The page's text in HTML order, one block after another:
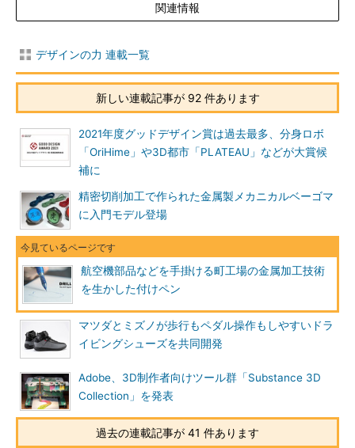
関連情報
デザインの力 連載一覧
新しい連載記事が 92 件あります
2021年度グッドデザイン賞は過去最多、分身ロボ
「OriHime」や3D都市「PLATEAU」などが大賞候
補に
精密切削加工で作られた金属製メカニカルベーゴマ
に入門モデル登場
航空機部品などを手掛ける町工場の金属加工技術
を生かした付けペン
マツダとミズノが歩行もペダル操作もしやすいドラ
イビングシューズを共同開発
Adobe、3D制作者向けツール群「Substance 3D
Collection」を発表
過去の連載記事が 41 件あります